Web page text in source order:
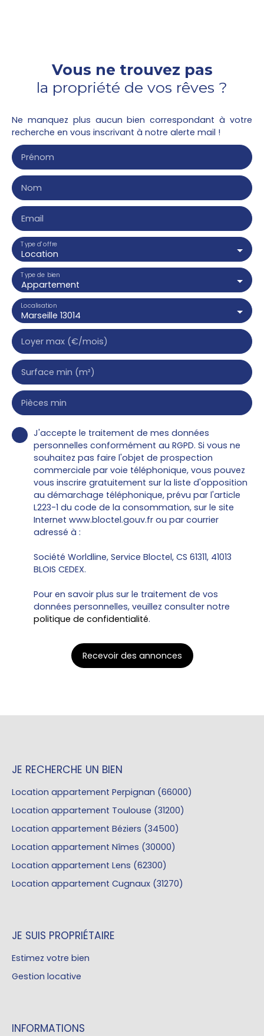
Vous ne trouvez pas
la propriété de vos rêves ?
Ne manquez plus aucun bien correspondant à votre
recherche en vous inscrivant à notre alerte mail !
Prénom
Nom
Email
Location
Type d'offre
Appartement
Type de bien
Marseille 13014
Localisation
Loyer max (€/mois)
Surface min (m²)
Pièces min
J'accepte le traitement de mes données
personnelles conformément au RGPD. Si vous ne
souhaitez pas faire l'objet de prospection
commerciale par voie téléphonique, vous pouvez
vous inscrire gratuitement sur la liste d'opposition
au démarchage téléphonique, prévu par l'article
L223-1 du code de la consommation, sur le site
Internet www.bloctel.gouv.fr ou par courrier
adressé à :
Société Worldline, Service Bloctel, CS 61311, 41013
BLOIS CEDEX.
Pour en savoir plus sur le traitement de vos
données personnelles, veuillez consulter notre
politique de confidentialité.
Recevoir des annonces
JE RECHERCHE UN BIEN
Location appartement Perpignan (66000)
Location appartement Toulouse (31200)
Location appartement Béziers (34500)
Location appartement Nîmes (30000)
Location appartement Lens (62300)
Location appartement Cugnaux (31270)
JE SUIS PROPRIÉTAIRE
Estimez votre bien
Gestion locative
INFORMATIONS